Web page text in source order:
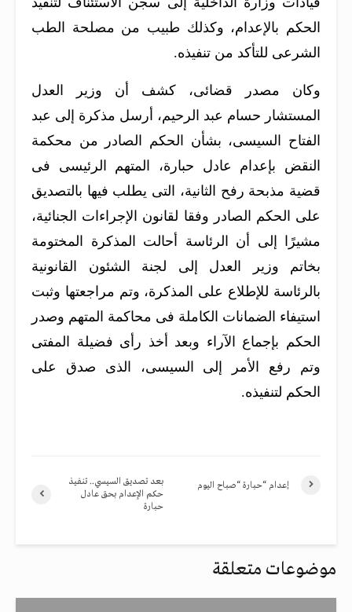
الحكم بالإعدام، وكذلك طبيب من مصلحة الطب
الشرعى للتأكد من تنفيذه.
وكان مصدر قضائى، كشف أن وزير العدل
المستشار حسام عبد الرحيم، أرسل مذكرة إلى عبد
الفتاح السيسى، بشأن الحكم الصادر من محكمة
النقض بإعدام عادل حبارة، المتهم الرئيسى فى
قضية مذبحة رفح الثانية، التى يطلب فيها بالتصديق
على الحكم الصادر وفقا لقانون الإجراءات الجنائية،
مشيرًا إلى أن الرئاسة أحالت المذكرة المختومة
بخاتم وزير العدل إلى لجنة الشئون القانونية
بالرئاسة للإطلاع على المذكرة، وتم مراجعتها وثبت
استيفاء الضمانات الكاملة فى محاكمة المتهم وصدر
الحكم بإجماع الآراء وبعد أخذ رأى فضيلة المفتى
وتم رفع الأمر إلى السيسى، الذى صدق على
الحكم لتنفيذه.
بعد تصديق السيسي.. تنفيذ
حكم الإعدام بحق عادل
حبارة
إعدام “حبارة “صباح اليوم
موضوعات متعلقة